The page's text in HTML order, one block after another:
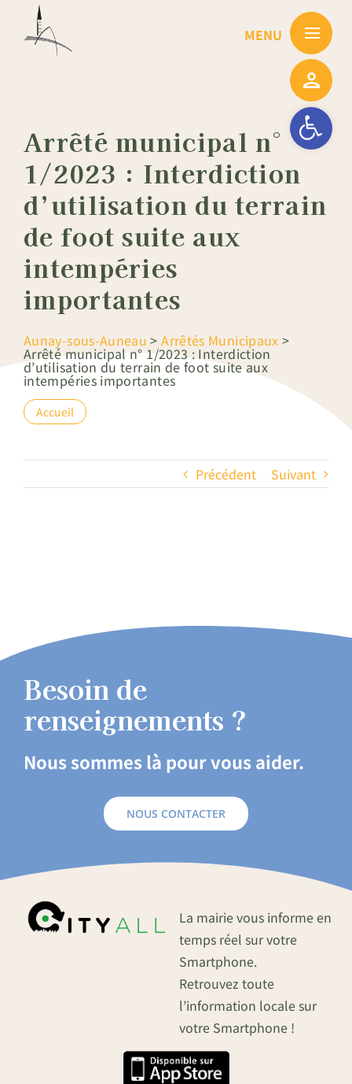
Ouvrir la
Arrêté municipal n°
1/2023 : Interdiction
d’utilisation du terrain
de foot suite aux
intempéries
importantes
Aunay-sous-Auneau >Arrêtés Municipaux >
Arrêté municipal n° 1/2023 : Interdiction
d’utilisation du terrain de foot suite aux
intempéries importantes
Accueil
Précédent Suivant
Besoin de
renseignements ?
Nous sommes là pour vous aider.
NOUS CONTACTER
La mairie vous informe en
temps réel sur votre
Smartphone.
Retrouvez toute
l’information locale sur
votre Smartphone !